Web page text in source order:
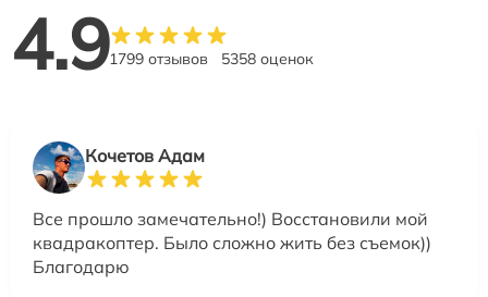
4.91799 отзывов 5358 оценок
Кочетов Адам
Все прошло замечательно!) Восстановили мой
квадракоптер. Было сложно жить без съемок))
Благодарю